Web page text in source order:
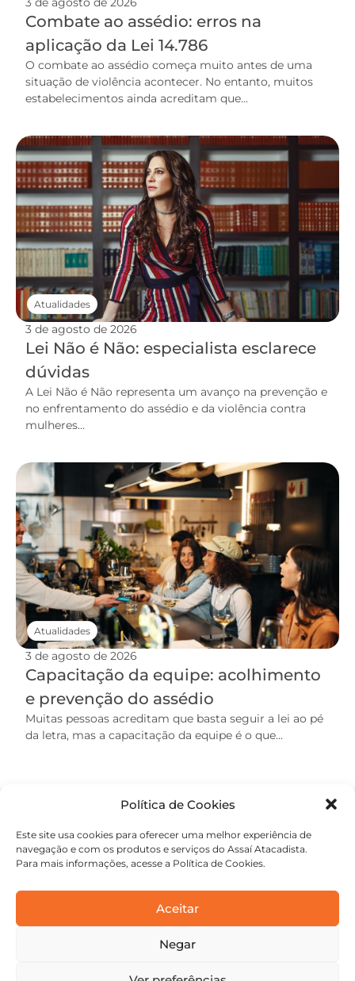
Política de Cookies
Este site usa cookies para oferecer uma melhor experiência de
navegação e com os produtos e serviços do Assaí Atacadista.
Para mais informações, acesse a Política de Cookies.
Aceitar
Negar
Combate ao assédio: erros na
aplicação da Lei 14.786
O combate ao assédio começa muito antes de uma
situação de violência acontecer. No entanto, muitos
estabelecimentos ainda acreditam que...
3 de agosto de 2026
Lei Não é Não: especialista esclarece
dúvidas
A Lei Não é Não representa um avanço na prevenção e
no enfrentamento do assédio e da violência contra
mulheres...
Atualidades
3 de agosto de 2026
Capacitação da equipe: acolhimento
e prevenção do assédio
Muitas pessoas acreditam que basta seguir a lei ao pé
da letra, mas a capacitação da equipe é o que...
Atualidades
contato@academiaassai.com.br
Copyright © 2025 | Todos os direitos reservados